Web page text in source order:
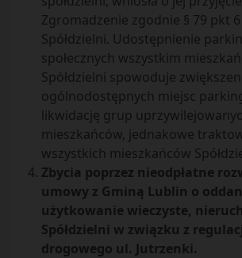
Zgromadzenie zgodnie § 79 pkt
Spółdzielni. Udostępnienie
społecznych wszystkim
Spółdzielni spowoduje
ogólnodostępnych miejsc
likwidację grup
mieszkańców, jednakowe
wszystkich mieszkańców
Zbycia poprzez nieodpłatne
umowy z Gminą Lublin o
użytkowanie wieczyste,
Spółdzielni w związku z
drogowego ul. Jutrzenki.